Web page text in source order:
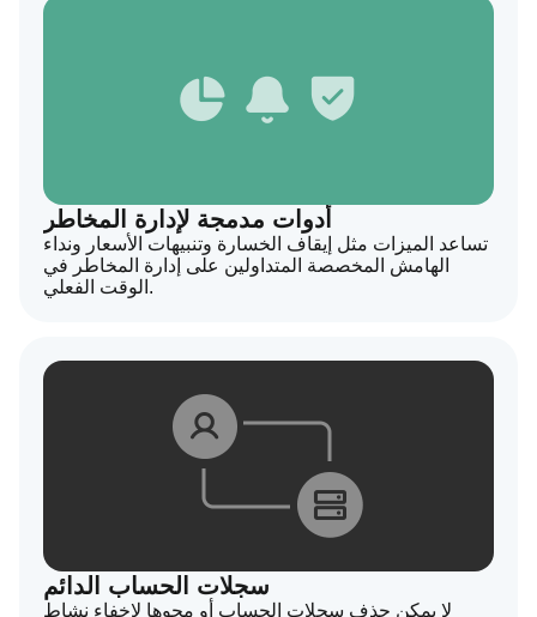
أدوات مدمجة لإدارة المخاطر
تساعد الميزات مثل إيقاف الخسارة وتنبيهات الأسعار ونداء
الهامش المخصصة المتداولين على إدارة المخاطر في
الوقت الفعلي.
سجلات الحساب الدائم
لا يمكن حذف سجلات الحساب أو محوها لإخفاء نشاط